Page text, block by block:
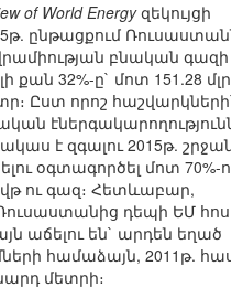
of World Energyզեկույցի
ընթացքում
բնական գազի
32%-ը` մոտ 151.28
Ըստ որոշ
է զգալու 2015թ.
օգտագործել մոտ 70%-
ու գազ։ Հետևաբար,
դեպի ԵՄ
աճելու են` արդեն եղած
համաձայն, 2011թ.
մետրի։